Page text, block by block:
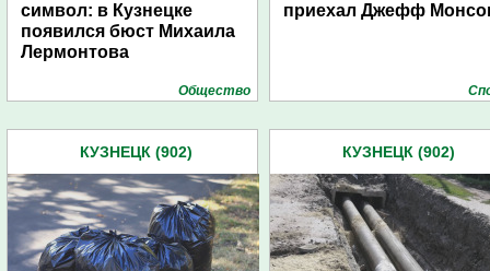
символ: в Кузнецке
появился бюст Михаила
Лермонтова
Общество
приехал Джефф
КУЗНЕЦК (902) КУЗНЕЦК (902)